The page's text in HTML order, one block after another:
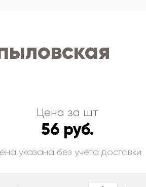
Цена за шт
56 руб.
указана без учёта доставки